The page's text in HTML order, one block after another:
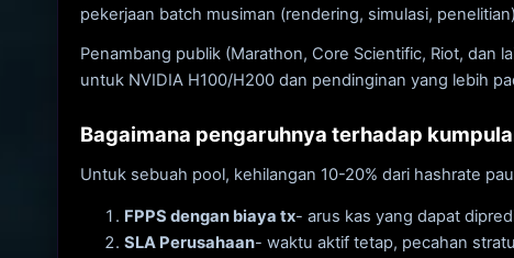
pekerjaan batch musiman (rendering, simulasi,
Penambang publik (Marathon, Core Scientific, Riot, dan
untuk NVIDIA H100/H200 dan pendinginan yang lebih
Bagaimana pengaruhnya terhadap
Untuk sebuah pool, kehilangan 10-20% dari hashrate
FPPS dengan biaya tx- arus kas yang dapat
SLA Perusahaan- waktu aktif tetap, pecahan